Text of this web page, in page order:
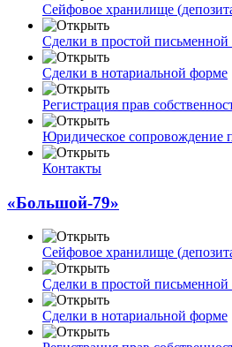
Сейфовое хранилище
Сделки в простой
Сделки в нотариальной форме
Регистрация прав
Юридическое сопровождение
Контакты
«Большой-79»
Сейфовое хранилище
Сделки в простой
Сделки в нотариальной форме